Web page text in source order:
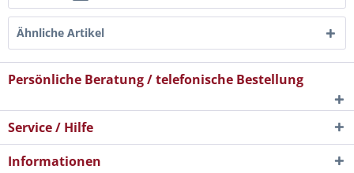
Ähnliche Artikel
Persönliche Beratung / telefonische Bestellung
Service / Hilfe
Informationen